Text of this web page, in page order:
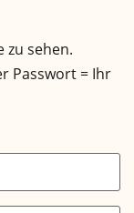
zu sehen.
Passwort = Ihr